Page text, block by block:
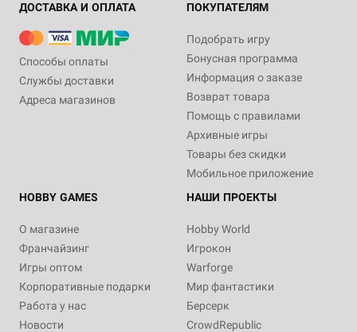
ДОСТАВКА И ОПЛАТА
Способы оплаты
Службы доставки
Адреса магазинов
ПОКУПАТЕЛЯМ
Подобрать игру
Бонусная программа
Информация о заказе
Возврат товара
Помощь с правилами
Архивные игры
Товары без скидки
Мобильное приложение
HOBBY GAMES
О магазине
Франчайзинг
Игры оптом
Корпоративные подарки
Работа у нас
Новости
НАШИ ПРОЕКТЫ
Hobby World
Игрокон
Warforge
Мир фантастики
Берсерк
CrowdRepublic